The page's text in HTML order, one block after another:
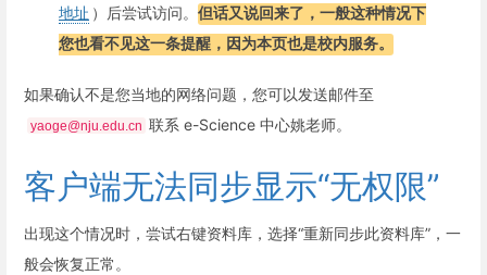
地址 ）后尝试访问。 但话又说回来了，一般这种情况下
您也看不见这一条提醒，因为本页也是校内服务。
如果确认不是您当地的网络问题，您可以发送邮件至
yaoge@nju.edu.cn 联系 e-Science 中心姚老师。
客户端无法同步显示“无权限”
出现这个情况时，尝试右键资料库，选择“重新同步此资料库”，一
般会恢复正常。